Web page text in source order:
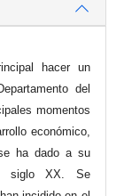
hacer un
del
momentos
económico,
ha dado a su
siglo XX. Se